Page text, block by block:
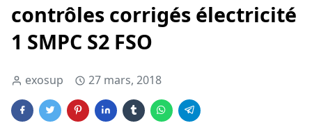
contrôles corrigés électricité
1 SMPC S2 FSO
exosup 27 mars, 2018